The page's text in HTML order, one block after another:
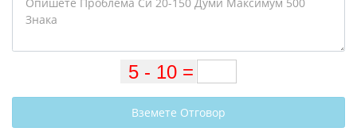
Вземете Отговор